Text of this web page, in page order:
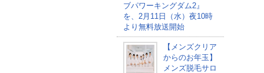
ブパワーキングダム2』
を、2月11日（水）夜10時
より無料放送開始
【メンズクリア
からのお年玉】
メンズ脱毛サロ